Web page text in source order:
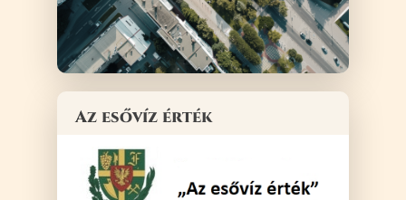
Az esővíz érték